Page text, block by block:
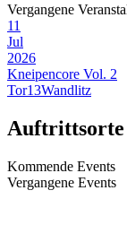
Vergangene
11
Jul
2026
Kneipencore Vol. 2
Tor13Wandlitz
Auftrittsorte
Kommende Events
Vergangene Events